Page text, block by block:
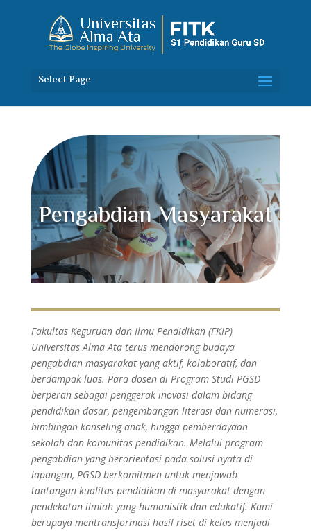
Select Page
Pengabdian Masyarakat
Fakultas Keguruan dan Ilmu Pendidikan (FKIP)
Universitas Alma Ata terus mendorong budaya
pengabdian masyarakat yang aktif, kolaboratif, dan
berdampak luas. Para dosen di Program Studi PGSD
berperan sebagai penggerak inovasi dalam bidang
pendidikan dasar, pengembangan literasi dan numerasi,
bimbingan konseling anak, hingga pemberdayaan
sekolah dan komunitas pendidikan. Melalui program
pengabdian yang berorientasi pada solusi nyata di
lapangan, PGSD berkomitmen untuk menjawab
tantangan kualitas pendidikan di masyarakat dengan
pendekatan ilmiah yang humanistik dan edukatif. Kami
berupaya mentransformasi hasil riset di kelas menjadi